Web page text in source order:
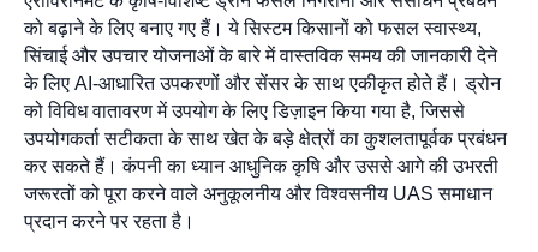
को बढ़ाने के लिए बनाए गए हैं। ये सिस्टम किसानों को फसल स्वास्थ्य,
सिंचाई और उपचार योजनाओं के बारे में वास्तविक समय की जानकारी देने
के लिए AI-आधारित उपकरणों और सेंसर के साथ एकीकृत होते हैं। ड्रोन
को विविध वातावरण में उपयोग के लिए डिज़ाइन किया गया है, जिससे
उपयोगकर्ता सटीकता के साथ खेत के बड़े क्षेत्रों का कुशलतापूर्वक प्रबंधन
कर सकते हैं। कंपनी का ध्यान आधुनिक कृषि और उससे आगे की उभरती
जरूरतों को पूरा करने वाले अनुकूलनीय और विश्वसनीय UAS समाधान
प्रदान करने पर रहता है।